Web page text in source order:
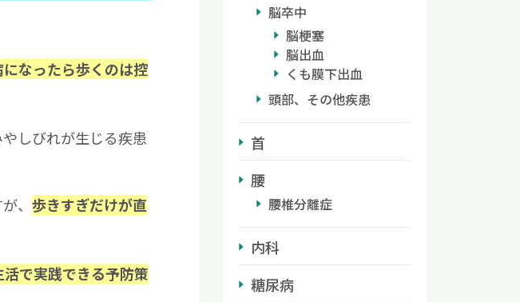
なったら歩くのは控
しびれが生じる疾患
、 歩きすぎだけが直
で実践できる予防策
脳卒中
脳梗塞
脳出血
くも膜下出血
頭部、その他疾患
首
腰
腰椎分離症
内科
糖尿病